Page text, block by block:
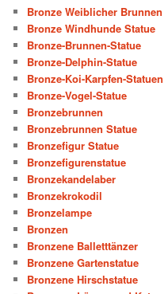
Bronze Weiblicher Brunnen
Bronze Windhunde Statue
Bronze-Brunnen-Statue
Bronze-Delphin-Statue
Bronze-Koi-Karpfen-Statuen
Bronze-Vogel-Statue
Bronzebrunnen
Bronzebrunnen Statue
Bronzefigur Statue
Bronzefigurenstatue
Bronzekandelaber
Bronzekrokodil
Bronzelampe
Bronzen
Bronzene Balletttänzer
Bronzene Gartenstatue
Bronzene Hirschstatue